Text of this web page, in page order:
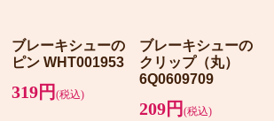
ブレーキシューの
ピン WHT001953
319円 (税込)
ブレーキシューの
クリップ（丸）
6Q0609709
209円(税込)